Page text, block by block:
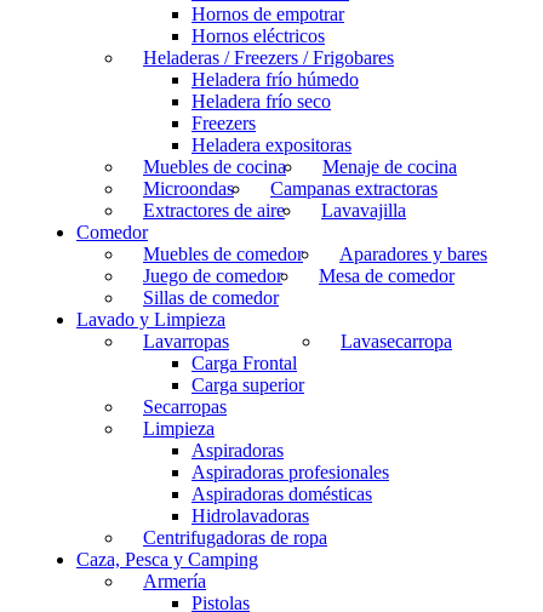
Hornos de empotrar
Hornos eléctricos
Heladeras / Freezers / Frigobares
Heladera frío húmedo
Heladera frío seco
Freezers
Heladera expositoras
Muebles de cocina
Menaje de cocina
Microondas
Campanas extractoras
Extractores de aire
Lavavajilla
Comedor
Muebles de comedor
Aparadores y bares
Juego de comedor
Mesa de comedor
Sillas de comedor
Lavado y Limpieza
Lavarropas
Carga Frontal
Carga superior
Lavasecarropa
Secarropas
Limpieza
Aspiradoras
Aspiradoras profesionales
Aspiradoras domésticas
Hidrolavadoras
Centrifugadoras de ropa
Caza, Pesca y Camping
Armería
Pistolas